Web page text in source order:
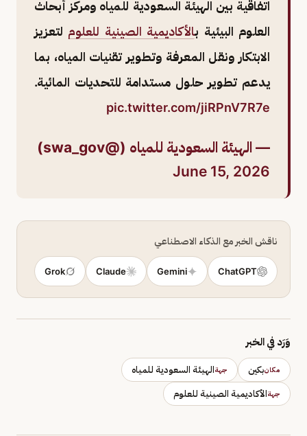
اتفاقية بين الهيئة السعودية للمياه ومركز أبحاث
العلوم البيئية بالأكاديمية الصينية للعلوم لتعزيز
الابتكار ونقل المعرفة وتطوير تقنيات المياه، بما
يدعم تطوير حلول مستدامة للتحديات المائية.
pic.twitter.com/jiRPnV7R7e
— الهيئة السعودية للمياه (@swa_gov)
June 15, 2026
ناقش الخبر مع الذكاء الاصطناعي
ChatGPT
Gemini
Claude
Grok
وَرَد في الخبر
مكانبكين جهةالهيئة السعودية للمياه
جهةالأكاديمية الصينية للعلوم